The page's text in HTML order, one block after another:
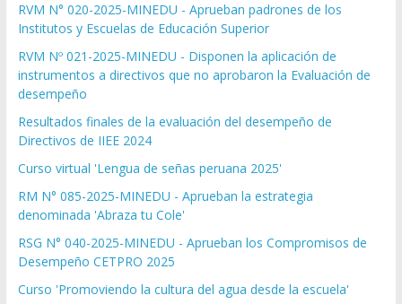
RVM N° 020-2025-MINEDU - Aprueban padrones de los
Institutos y Escuelas de Educación Superior
RVM Nº 021-2025-MINEDU - Disponen la aplicación de
instrumentos a directivos que no aprobaron la Evaluación de
desempeño
Resultados finales de la evaluación del desempeño de
Directivos de IIEE 2024
Curso virtual 'Lengua de señas peruana 2025'
RM N° 085-2025-MINEDU - Aprueban la estrategia
denominada 'Abraza tu Cole'
RSG N° 040-2025-MINEDU - Aprueban los Compromisos de
Desempeño CETPRO 2025
Curso 'Promoviendo la cultura del agua desde la escuela'